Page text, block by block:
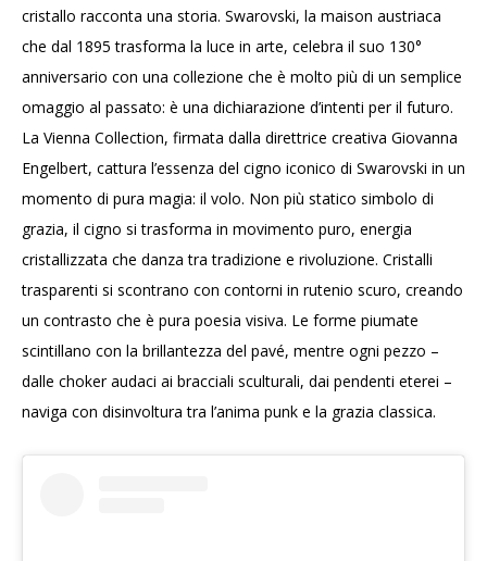
cristallo racconta una storia. Swarovski, la maison austriaca
che dal 1895 trasforma la luce in arte, celebra il suo 130°
anniversario con una collezione che è molto più di un semplice
omaggio al passato: è una dichiarazione d’intenti per il futuro.
La Vienna Collection, firmata dalla direttrice creativa Giovanna
Engelbert, cattura l’essenza del cigno iconico di Swarovski in un
momento di pura magia: il volo. Non più statico simbolo di
grazia, il cigno si trasforma in movimento puro, energia
cristallizzata che danza tra tradizione e rivoluzione. Cristalli
trasparenti si scontrano con contorni in rutenio scuro, creando
un contrasto che è pura poesia visiva. Le forme piumate
scintillano con la brillantezza del pavé, mentre ogni pezzo –
dalle choker audaci ai bracciali sculturali, dai pendenti eterei –
naviga con disinvoltura tra l’anima punk e la grazia classica.